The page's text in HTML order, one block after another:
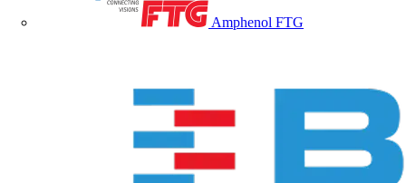
Amphenol FTG